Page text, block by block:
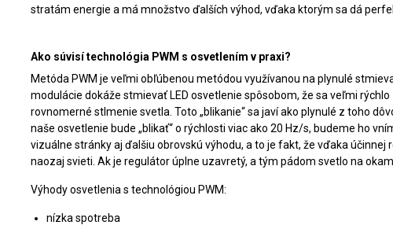
stratám energie a má množstvo ďalších výhod, vďaka ktorým sa dá
Ako súvisí technológia PWM s osvetlením v praxi?
Metóda PWM je veľmi obľúbenou metódou využívanou na plynulé
modulácie dokáže stmievať LED osvetlenie spôsobom, že sa veľmi
rovnomerné stlmenie svetla. Toto „blikanie“ sa javí ako plynulé z toho
naše osvetlenie bude „blikať“ o rýchlosti viac ako 20 Hz/s, budeme ho
vizuálne stránky aj ďalšiu obrovskú výhodu, a to je fakt, že vďaka
naozaj svieti. Ak je regulátor úplne uzavretý, a tým pádom svetlo na
Výhody osvetlenia s technológiou PWM:
nízka spotreba